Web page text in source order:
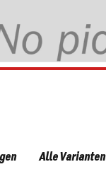
Alle Varianten